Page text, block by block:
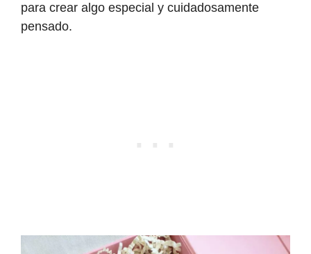
para crear algo especial y cuidadosamente
pensado.